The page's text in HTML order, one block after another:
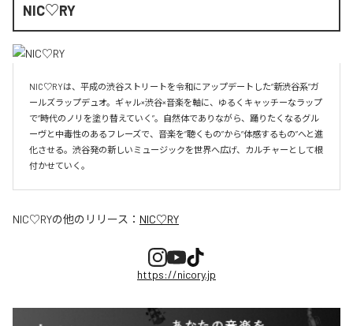
NIC♡RY
NIC♡RYは、平成の渋谷ストリートを令和にアップデートした“新渋谷系”ガ
ールズラップデュオ。ギャル×渋谷×音楽を軸に、ゆるくキャッチーなラップ
で“時代のノリを塗り替えていく”。自然体でありながら、踊りたくなるグル
ーヴと中毒性のあるフレーズで、音楽を“聴くもの”から“体感するもの”へと進
化させる。渋谷発の新しいミュージックを世界へ広げ、カルチャーとして根
付かせていく。
NIC♡RYの他のリリース： NIC♡RY
https://nicory.jp